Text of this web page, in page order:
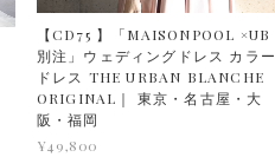
【CD75 】「MAISONPOOL ×UB
別注」ウェディングドレス カラー
ドレス THE URBAN BLANCHE
ORIGINAL｜ 東京・名古屋・大
阪・福岡
¥49,800